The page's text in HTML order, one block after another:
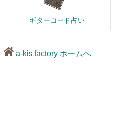
ギターコード占い
a-kis factory ホームへ